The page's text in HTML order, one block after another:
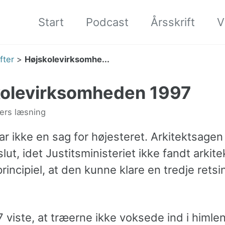
Start Podcast Årsskrift
> Højskolevirksomhe...
1997
læsning
ikke en sag for højesteret.
idet Justitsministeriet ikke fandt
at den kunne klare en tredje
viste, at træerne ikke voksede ind i